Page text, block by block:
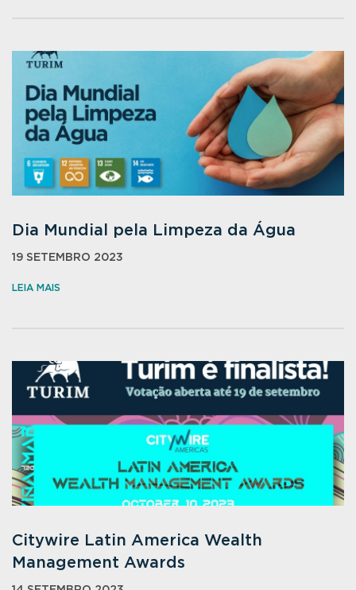
Dia Mundial pela Limpeza da Água
19 SETEMBRO 2023
LEIA MAIS
Citywire Latin America Wealth
Management Awards